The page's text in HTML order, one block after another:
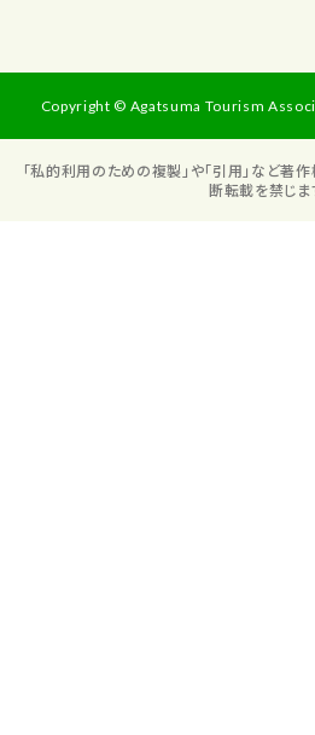
Copyright © Agatsuma Tourism
「私的利用のための複製」や「引用」など著
断転載を禁じま